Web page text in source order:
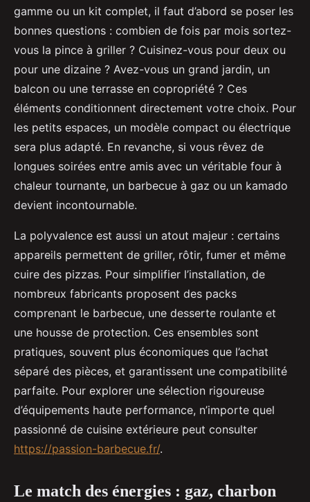
gamme ou un kit complet, il faut d’abord se poser les
bonnes questions : combien de fois par mois sortez-
vous la pince à griller ? Cuisinez-vous pour deux ou
pour une dizaine ? Avez-vous un grand jardin, un
balcon ou une terrasse en copropriété ? Ces
éléments conditionnent directement votre choix. Pour
les petits espaces, un modèle compact ou électrique
sera plus adapté. En revanche, si vous rêvez de
longues soirées entre amis avec un véritable four à
chaleur tournante, un barbecue à gaz ou un kamado
devient incontournable.
La polyvalence est aussi un atout majeur : certains
appareils permettent de griller, rôtir, fumer et même
cuire des pizzas. Pour simplifier l’installation, de
nombreux fabricants proposent des packs
comprenant le barbecue, une desserte roulante et
une housse de protection. Ces ensembles sont
pratiques, souvent plus économiques que l’achat
séparé des pièces, et garantissent une compatibilité
parfaite. Pour explorer une sélection rigoureuse
d’équipements haute performance, n’importe quel
passionné de cuisine extérieure peut consulter
https://passion-barbecue.fr/.
Le match des énergies : gaz, charbon